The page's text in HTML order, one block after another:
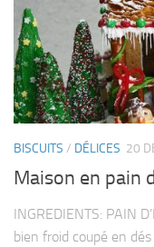
BISCUITS / DÉLICES 20
Maison en pain
INGREDIENTS: PAIN
bien froid coupé en